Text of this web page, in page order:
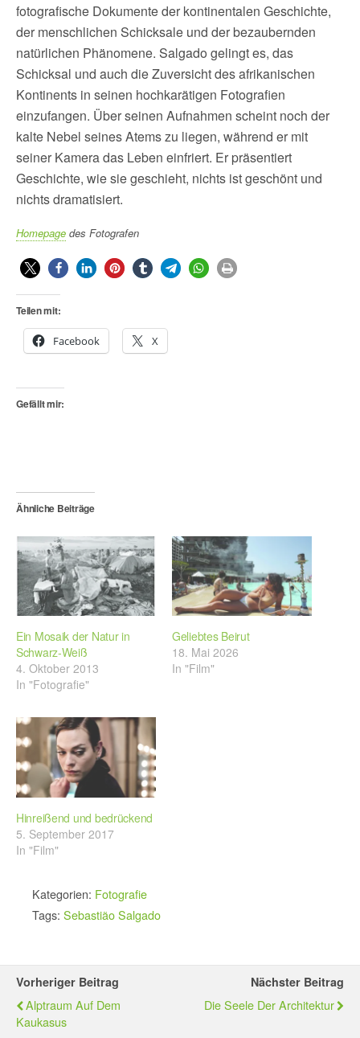
fotografische Dokumente der kontinentalen Geschichte,
der menschlichen Schicksale und der bezaubernden
natürlichen Phänomene. Salgado gelingt es, das
Schicksal und auch die Zuversicht des afrikanischen
Kontinents in seinen hochkarätigen Fotografien
einzufangen. Über seinen Aufnahmen scheint noch der
kalte Nebel seines Atems zu liegen, während er mit
seiner Kamera das Leben einfriert. Er präsentiert
Geschichte, wie sie geschieht, nichts ist geschönt und
nichts dramatisiert.
Homepage des Fotografen
Teilen mit:
Facebook X
Gefällt mir:
Ähnliche Beiträge
Ein Mosaik der Natur in
Schwarz-Weiß
4. Oktober 2013
In "Fotografie"
Geliebtes Beirut
18. Mai 2026
In "Film"
Hinreißend und bedrückend
5. September 2017
In "Film"
Kategorien: Fotografie
Tags: Sebastião Salgado
Vorheriger Beitrag
Alptraum Auf Dem
Kaukasus
Nächster Beitrag
Die Seele Der Architektur